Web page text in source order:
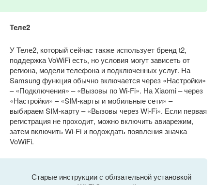
Теле2
У Теле2, который сейчас также использует бренд t2,
поддержка VoWiFi есть, но условия могут зависеть от
региона, модели телефона и подключенных услуг. На
Samsung функция обычно включается через «Настройки»
– «Подключения» – «Вызовы по Wi-Fi». На Xiaomi – через
«Настройки» – «SIM-карты и мобильные сети» –
выбираем SIM-карту – «Вызовы через Wi-Fi». Если первая
регистрация не проходит, можно включить авиарежим,
затем включить Wi-Fi и подождать появления значка
VoWiFi.
Старые инструкции с обязательной установкой